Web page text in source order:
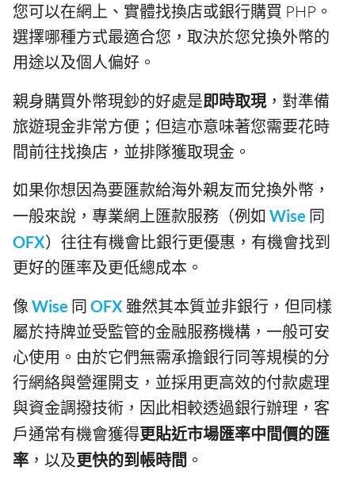
您可以在網上、實體找換店或銀行購買 PHP。
選擇哪種方式最適合您，取決於您兌換外幣的
用途以及個人偏好。
親身購買外幣現鈔的好處是 即時取現，對準備
旅遊現金非常方便；但這亦意味著您需要花時
間前往找換店，並排隊獲取現金。
如果你想因為要匯款給海外親友而兌換外幣，
一般來說，專業網上匯款服務（例如 Wise 同
OFX）往往有機會比銀行更優惠，有機會找到
更好的匯率及更低總成本。
像 Wise 同 OFX 雖然其本質並非銀行，但同樣
屬於持牌並受監管的金融服務機構，一般可安
心使用。由於它們無需承擔銀行同等規模的分
行網絡與營運開支，並採用更高效的付款處理
與資金調撥技術，因此相較透過銀行辦理，客
戶通常有機會獲得更貼近市場匯率中間價的匯
率 ，以及更快的到帳時間 。